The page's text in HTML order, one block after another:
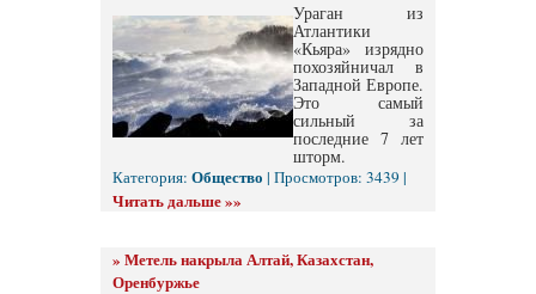
Ураган из
Атлантики
«Кьяра» изрядно
похозяйничал в
Западной Европе.
Это самый
сильный за
последние 7 лет
шторм.
Категория: Общество | Просмотров: 3439 |
Читать дальше »»
» Метель накрыла Алтай, Казахстан,
Оренбуржье